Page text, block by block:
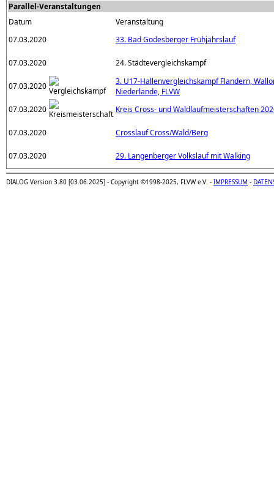
Parallel-Veranstaltungen
Datum
Veranstaltung
07.03.2020
33. Bad Godesberger Frühjahrslauf
07.03.2020 24. Städtevergleichskampf
07.03.2020
3. U17-Hallenvergleichskampf Flandern,
Niederlande, FLVW
07.03.2020
Kreis Cross- und Waldlaufmeisterschaften
07.03.2020 Crosslauf Cross/Wald/Berg
07.03.2020 29. Langenberger Volkslauf mit Walking
DIALOG Version 3.80 [03.06.2025] - Copyright ©1998-2025, FLVW e.V. - IMPRESSUM -